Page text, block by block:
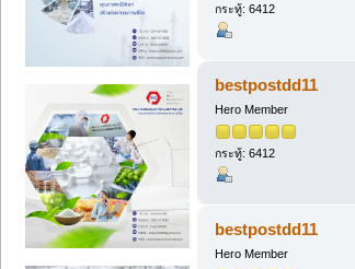
กระทู้: 6412
bestpostdd11
Hero Member
กระทู้: 6412
bestpostdd11
Hero Member